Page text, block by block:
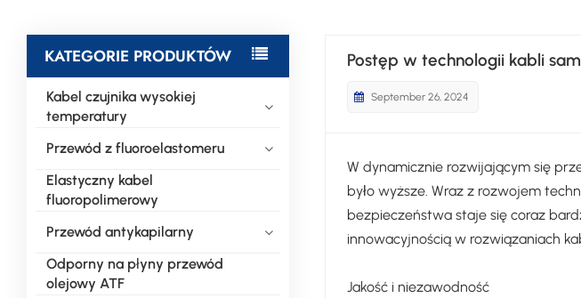
KATEGORIE PRODUKTÓW
Kabel czujnika wysokiej
temperatury
Przewód z fluoroelastomeru
Elastyczny kabel
fluoropolimerowy
Przewód antykapilarny
Odporny na płyny przewód
olejowy ATF
Postęp w technologii kabli
September 26, 2024
W dynamicznie rozwijającym się
było wyższe. Wraz z rozwojem
bezpieczeństwa staje się coraz
innowacyjnością w rozwiązaniach
Jakość i niezawodność